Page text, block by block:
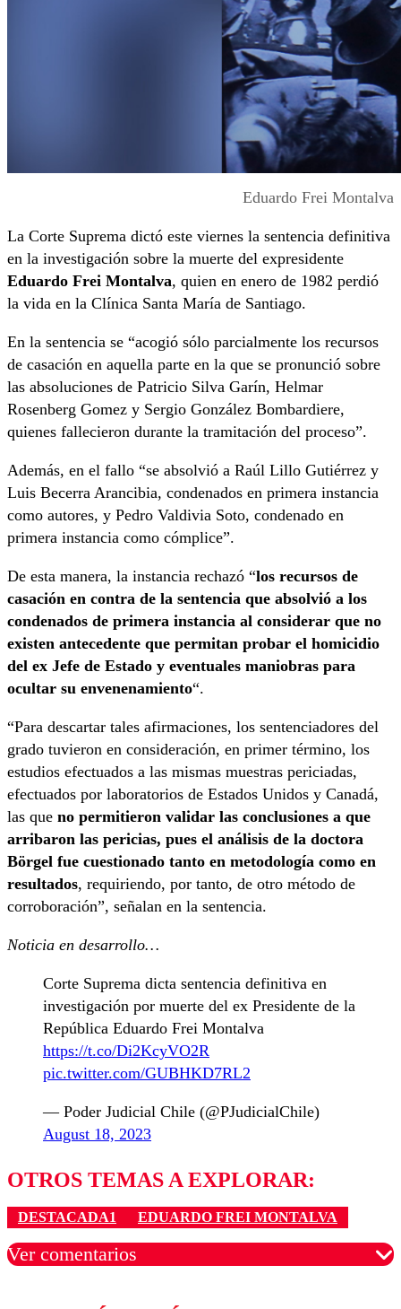
Eduardo Frei Montalva
La Corte Suprema dictó este viernes la sentencia definitiva
en la investigación sobre la muerte del expresidente
Eduardo Frei Montalva, quien en enero de 1982 perdió
la vida en la Clínica Santa María de Santiago.
En la sentencia se “acogió sólo parcialmente los recursos
de casación en aquella parte en la que se pronunció sobre
las absoluciones de Patricio Silva Garín, Helmar
Rosenberg Gomez y Sergio González Bombardiere,
quienes fallecieron durante la tramitación del proceso”.
Además, en el fallo “se absolvió a Raúl Lillo Gutiérrez y
Luis Becerra Arancibia, condenados en primera instancia
como autores, y Pedro Valdivia Soto, condenado en
primera instancia como cómplice”.
De esta manera, la instancia rechazó “los recursos de
casación en contra de la sentencia que absolvió a los
condenados de primera instancia al considerar que no
existen antecedente que permitan probar el homicidio
del ex Jefe de Estado y eventuales maniobras para
ocultar su envenenamiento“.
“Para descartar tales afirmaciones, los sentenciadores del
grado tuvieron en consideración, en primer término, los
estudios efectuados a las mismas muestras periciadas,
efectuados por laboratorios de Estados Unidos y Canadá,
las que no permitieron validar las conclusiones a que
arribaron las pericias, pues el análisis de la doctora
Börgel fue cuestionado tanto en metodología como en
resultados, requiriendo, por tanto, de otro método de
corroboración”, señalan en la sentencia.
Noticia en desarrollo…
Corte Suprema dicta sentencia definitiva en
investigación por muerte del ex Presidente de la
República Eduardo Frei Montalva
https://t.co/Di2KcyVO2R
pic.twitter.com/GUBHKD7RL2
— Poder Judicial Chile (@PJudicialChile)
August 18, 2023
OTROS TEMAS A EXPLORAR:
DESTACADA1 EDUARDO FREI MONTALVA
Ver comentarios